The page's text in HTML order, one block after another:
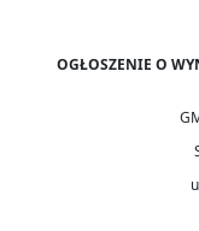
OGŁOSZENIE O